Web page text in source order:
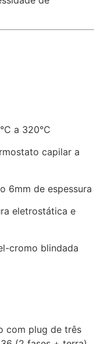
a 320°C
capilar a
6mm de espessura
eletrostática e
cromo blindada
com plug de três